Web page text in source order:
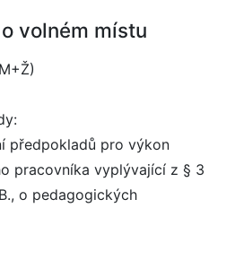
volném místu
předpokladů pro výkon
pracovníka vyplývající z § 3
o pedagogických